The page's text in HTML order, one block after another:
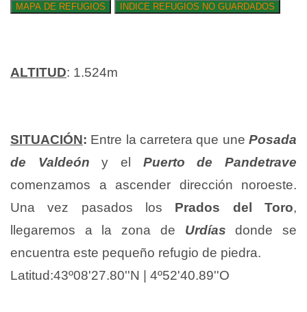
ALTITUD: 1.524m
SITUACIÓN: Entre la carretera que unePosada
de Valdeón y el Puerto de Pandetrave
comenzamos a ascender dirección noroeste.
Una vez pasados los Prados del Toro,
llegaremos a la zona de Urdías donde se
encuentra este pequeño refugio de piedra.
Latitud:43º08'27.80''N | 4º52'40.89''O